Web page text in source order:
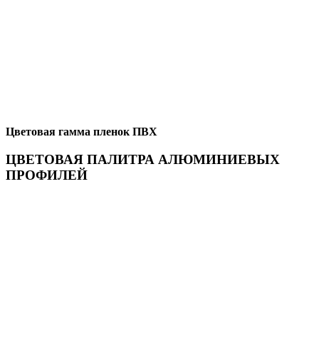
Цветовая гамма пленок ПВХ
ЦВЕТОВАЯ ПАЛИТРА АЛЮМИНИЕВЫХ
ПРОФИЛЕЙ